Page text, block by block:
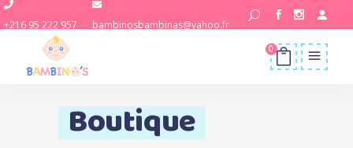
+216 95 222 957 bambinosbambinas@yahoo.fr
0
Boutique